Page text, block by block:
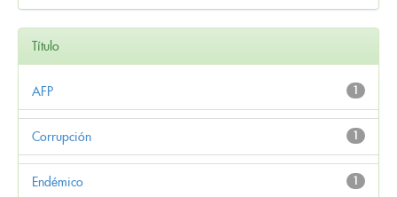
Título
1
AFP
1
Corrupción
1
Endémico